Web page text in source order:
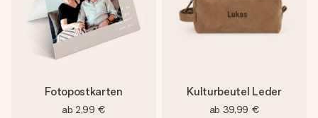
Fotopostkarten
ab 2,99 €
Kulturbeutel Leder
ab 39,99 €